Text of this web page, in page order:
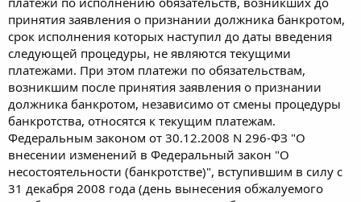
принятия заявления о признании должника банкротом,
срок исполнения которых наступил до даты введения
следующей процедуры, не являются текущими
платежами. При этом платежи по обязательствам,
возникшим после принятия заявления о признании
должника банкротом, независимо от смены процедуры
банкротства, относятся к текущим платежам.
Федеральным законом от 30.12.2008 N 296-ФЗ "О
внесении изменений в Федеральный закон "О
несостоятельности (банкротстве)", вступившим в силу с
31 декабря 2008 года (день вынесения обжалуемого